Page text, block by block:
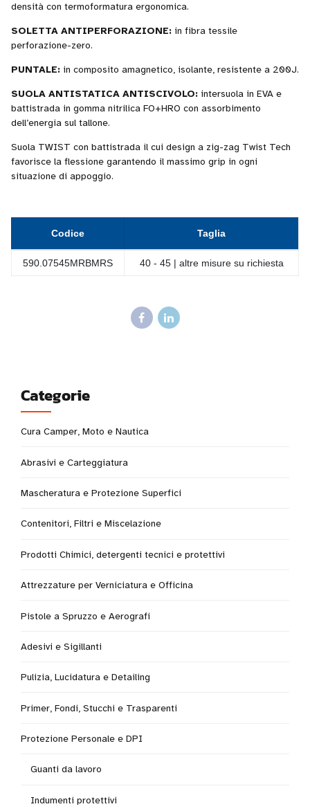
densità con termoformatura ergonomica.
SOLETTA ANTIPERFORAZIONE: in fibra tessile
perforazione-zero.
PUNTALE: in composito amagnetico, isolante, resistente a 200J.
SUOLA ANTISTATICA ANTISCIVOLO: intersuola in EVA e
battistrada in gomma nitrilica FO+HRO con assorbimento
dell’energia sul tallone.
Suola TWIST con battistrada il cui design a zig-zag Twist Tech
favorisce la flessione garantendo il massimo grip in ogni
situazione di appoggio.
Codice Taglia
590.07545MRBMRS 40 - 45 | altre misure su richiesta
Categorie
Cura Camper, Moto e Nautica
Abrasivi e Carteggiatura
Mascheratura e Protezione Superfici
Contenitori, Filtri e Miscelazione
Prodotti Chimici, detergenti tecnici e protettivi
Attrezzature per Verniciatura e Officina
Pistole a Spruzzo e Aerografi
Adesivi e Sigillanti
Pulizia, Lucidatura e Detailing
Primer, Fondi, Stucchi e Trasparenti
Protezione Personale e DPI
Guanti da lavoro
Indumenti protettivi